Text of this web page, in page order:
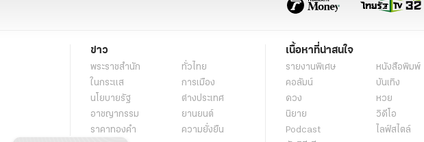
ข่าว
พระราชสำนัก
ทั่วไทย
ในกระแส
การเมือง
นโยบายรัฐ
ต่างประเทศ
อาชญากรรม
ยานยนต์
ราคาทองคำ
ความยั่งยืน
เนื้อหาที่น่าสนใจ
รายงานพิเศษ
หนังสือพิมพ์
คอลัมน์
บันเทิง
ดวง
หวย
นิยาย
วิดีโอ
Podcast
ไลฟ์สไตล์